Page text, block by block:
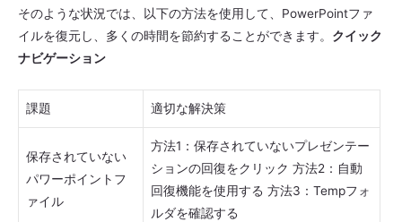
そのような状況では、以下の方法を使用して、PowerPointファ
イルを復元し、多くの時間を節約することができます。 クイック
ナビゲーション
課題 適切な解決策
保存されていない
パワーポイントフ
ァイル
方法1：保存されていないプレゼンテー
ションの回復をクリック 方法2：自動
回復機能を使用する 方法3：Tempフォ
ルダを確認する